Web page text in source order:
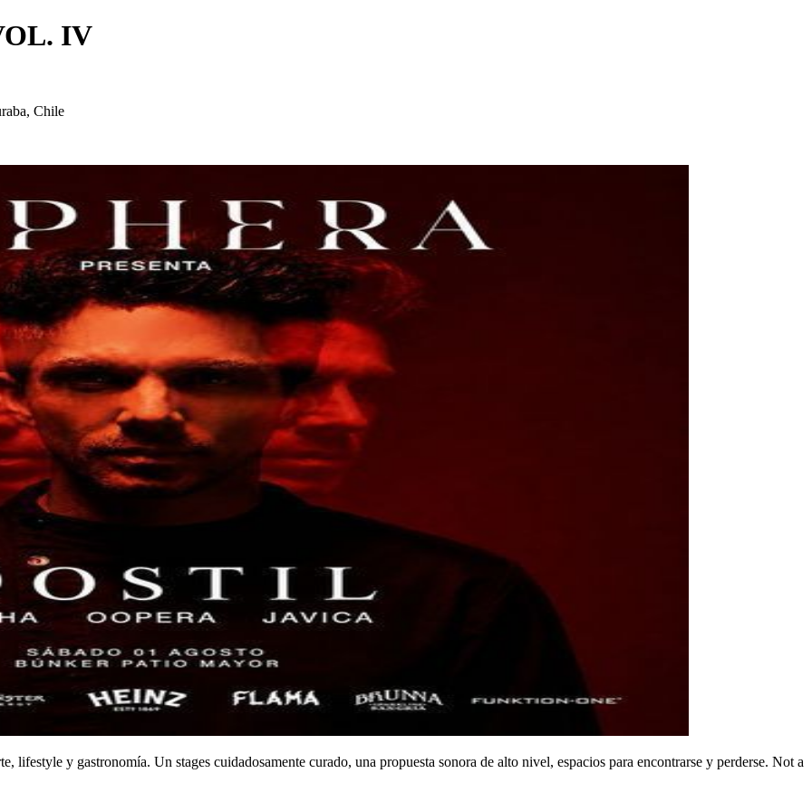
IV
Chile
y gastronomía. Un stages cuidadosamente curado, una propuesta sonora de alto nivel, espacios para encontrarse y perderse. Not a